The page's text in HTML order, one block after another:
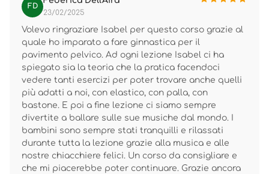
FD
23/02/2025
Volevo ringraziare Isabel per questo corso grazie al
quale ho imparato a fare ginnastica per il
pavimento pelvico. Ad ogni lezione Isabel ci ha
spiegato sia la teoria che la pratica facendoci
vedere tanti esercizi per poter trovare anche quelli
più adatti a noi, con elastico, con palla, con
bastone. E poi a fine lezione ci siamo sempre
divertite a ballare sulle sue musiche dal mondo. I
bambini sono sempre stati tranquilli e rilassati
durante tutta la lezione grazie alla musica e alle
nostre chiacchiere felici. Un corso da consigliare e
che mi piacerebbe poter continuare. Grazie ancora